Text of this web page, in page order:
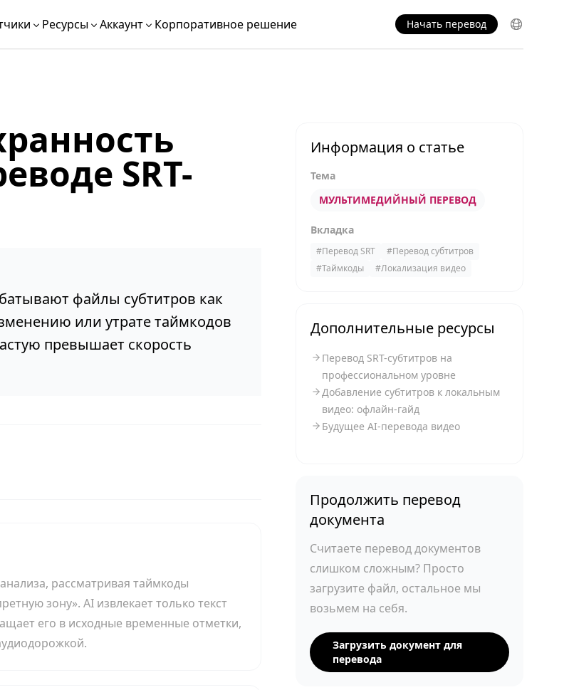
Ресурсы Аккаунт Корпоративное решение Начать перевод
SRT-
файлы субтитров как
или утрате таймкодов
превышает скорость
рассматривая таймкоды
зону». AI извлекает только текст
его в исходные временные отметки,
Информация о статье
Тема
МУЛЬТИМЕДИЙНЫЙ ПЕРЕВОД
Вкладка
#Перевод SRT #Перевод субтитров
#Таймкоды #Локализация видео
Дополнительные ресурсы
Перевод SRT-субтитров на
профессиональном уровне
Добавление субтитров к локальным
видео: офлайн-гайд
Будущее AI-перевода видео
Продолжить перевод
документа
Считаете перевод документов
слишком сложным? Просто
загрузите файл, остальное мы
возьмем на себя.
Загрузить документ для
перевода